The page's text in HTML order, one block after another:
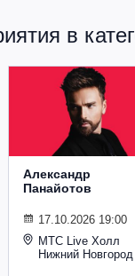
в
Александр
Панайотов
17.10.2026 19:00
МТС Live Холл
Нижний Новгород